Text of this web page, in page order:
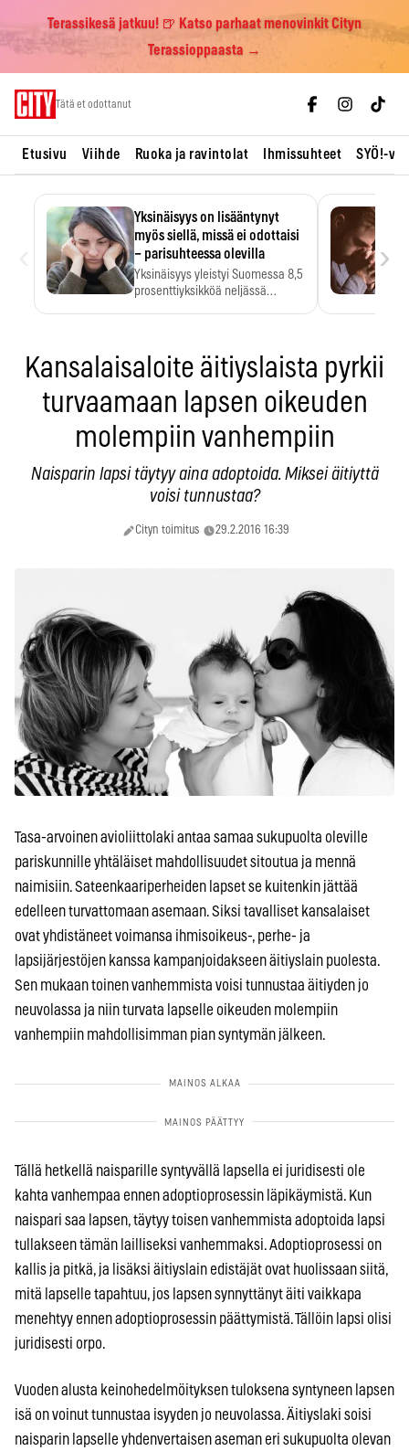
Terassikesä jatkuu! 🍺 Katso parhaat menovinkit Cityn
Terassioppaasta →
Tätä et odottanut
Etusivu Viihde Ruoka ja ravintolat Ihmissuhteet SYÖ!-
Yksinäisyys on lisääntynyt
myös siellä, missä ei odottaisi
– parisuhteessa olevilla
Yksinäisyys yleistyi Suomessa 8,5
prosenttiyksikköä neljässä
›
Kansalaisaloite äitiyslaista pyrkii
turvaamaan lapsen oikeuden
molempiin vanhempiin
Naisparin lapsi täytyy aina adoptoida. Miksei äitiyttä
voisi tunnustaa?
Cityn toimitus 29.2.2016 16:39
Tasa-arvoinen avioliittolaki antaa samaa sukupuolta oleville
pariskunnille yhtäläiset mahdollisuudet sitoutua ja mennä
naimisiin. Sateenkaariperheiden lapset se kuitenkin jättää
edelleen turvattomaan asemaan. Siksi tavalliset kansalaiset
ovat yhdistäneet voimansa ihmisoikeus-, perhe- ja
lapsijärjestöjen kanssa kampanjoidakseen äitiyslain puolesta.
Sen mukaan toinen vanhemmista voisi tunnustaa äitiyden jo
neuvolassa ja niin turvata lapselle oikeuden molempiin
vanhempiin mahdollisimman pian syntymän jälkeen.
Tällä hetkellä naisparille syntyvällä lapsella ei juridisesti ole
kahta vanhempaa ennen adoptioprosessin läpikäymistä. Kun
naispari saa lapsen, täytyy toisen vanhemmista adoptoida lapsi
tullakseen tämän lailliseksi vanhemmaksi. Adoptioprosessi on
kallis ja pitkä, ja lisäksi äitiyslain edistäjät ovat huolissaan siitä,
mitä lapselle tapahtuu, jos lapsen synnyttänyt äiti vaikkapa
menehtyy ennen adoptioprosessin päättymistä. Tällöin lapsi olisi
juridisesti orpo.
Vuoden alusta keinohedelmöityksen tuloksena syntyneen lapsen
isä on voinut tunnustaa isyyden jo neuvolassa. Äitiyslaki soisi
naisparin lapselle yhdenvertaisen aseman eri sukupuolta olevan